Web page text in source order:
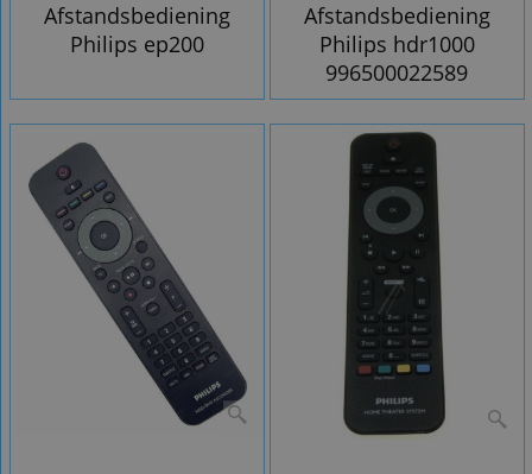
Afstandsbediening
Philips ep200
Afstandsbediening
Philips hdr1000
996500022589